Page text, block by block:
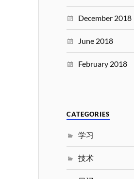
December 2018
June 2018
February 2018
CATEGORIES
学习
技术